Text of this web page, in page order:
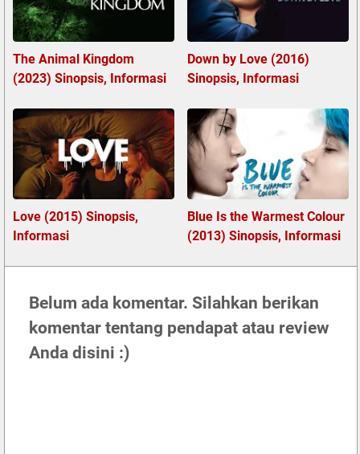
The Animal Kingdom
(2023) Sinopsis, Informasi
Down by Love (2016)
Sinopsis, Informasi
Love (2015) Sinopsis,
Informasi
Blue Is the Warmest Colour
(2013) Sinopsis, Informasi
Belum ada komentar. Silahkan berikan
komentar tentang pendapat atau review
Anda disini :)